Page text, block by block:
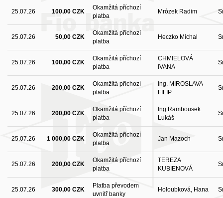
25.07.26 100,00 CZK
Okamžitá příchozí
platba
Mrózek Radim
25.07.26 50,00 CZK
Okamžitá příchozí
platba
Heczko Michal
25.07.26 100,00 CZK
Okamžitá příchozí
platba
CHMIELOVÁ
IVANA
25.07.26 200,00 CZK
Okamžitá příchozí
platba
Ing. MIROSLAVA
FILIP
25.07.26 200,00 CZK
Okamžitá příchozí
platba
Ing.Rambousek
Lukáš
25.07.26 1 000,00 CZK
Okamžitá příchozí
platba
Jan Mazoch
25.07.26 200,00 CZK
Okamžitá příchozí
platba
TEREZA
KUBIENOVÁ
25.07.26 300,00 CZK
Platba převodem
uvnitř banky
Holoubková, Hana